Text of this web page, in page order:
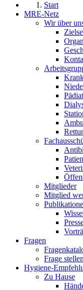
Start
MRE-Netz
Wir über
Mitglieder
Mitglied
Fragen
Frage
Hygiene-
Zu Hause